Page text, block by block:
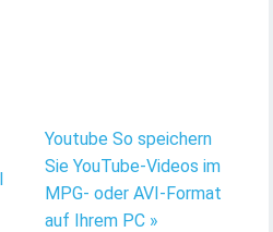
Youtube So speichern
Sie YouTube-Videos im
MPG- oder AVI-Format
auf Ihrem PC »